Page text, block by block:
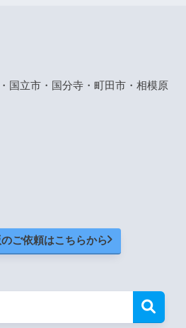
国立市・国分寺・町田市・相模原
ご依頼はこちらから